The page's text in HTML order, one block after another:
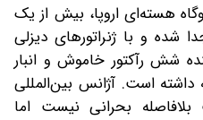
هسته‌ای اروپا، بیش از یک
شده و با ژنراتورهای دیزلی
شش رآکتور خاموش و انبار
است. آژانس بین‌المللی
بحرانی نیست اما